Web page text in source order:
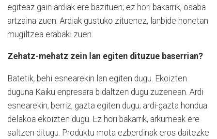
egiteaz gain ardiak ere bazituen; ez hori bakarrik, osaba
artzaina zuen. Ardiak gustuko zituenez, lanbide honetan
mugiltzea erabaki zuen.
Zehatz-mehatz zein lan egiten dituzue baserrian?
Batetik, behi esnearekin lan egiten dugu. Ekoizten
duguna Kaiku enpresara bidaltzen dugu zuzenean. Ardi
esnearekin, berriz, gazta egiten dugu; ardi-gazta hondua
delakoa ekoizten dugu. Ez hori bakarrik, arkumeak ere
saltzen ditugu. Produktu mota ezberdinak eros daitezke